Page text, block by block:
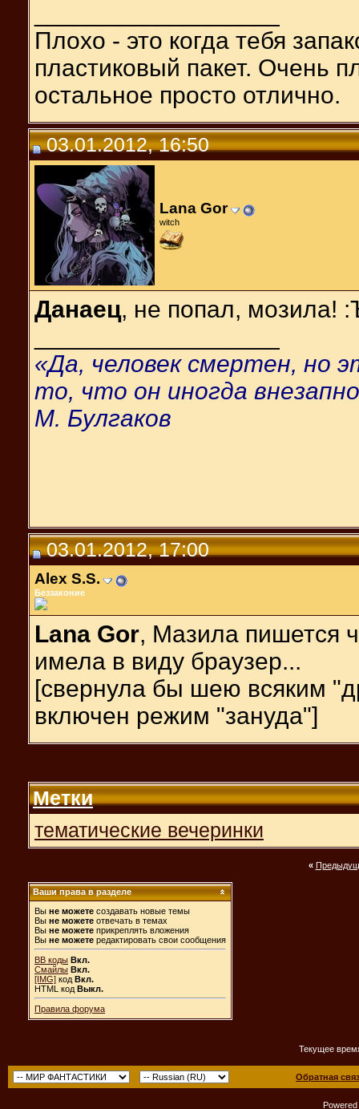
Плохо - это когда тебя
пластиковый пакет. Очень
остальное просто отлично.
03.01.2012, 16:50
Lana Gor
witch
Данаец, не попал, мозила!
«Да, человек смертен, но
то, что он иногда
М. Булгаков
03.01.2012, 17:00
Alex S.S.
Беззаконие
Lana Gor, Мазила пишется
имела в виду браузер...
[свернула бы шею всяким
включен режим "зануда"]
Метки
тематические вечеринки
«
Ваши права в разделе
Вы не можете создавать новые темы
Вы не можете отвечать в темах
Вы не можете прикреплять вложения
Вы не можете редактировать свои сообщения
BB коды Вкл.
Смайлы Вкл.
[IMG] код Вкл.
HTML код Выкл.
Правила форума
Текущее
Обратная